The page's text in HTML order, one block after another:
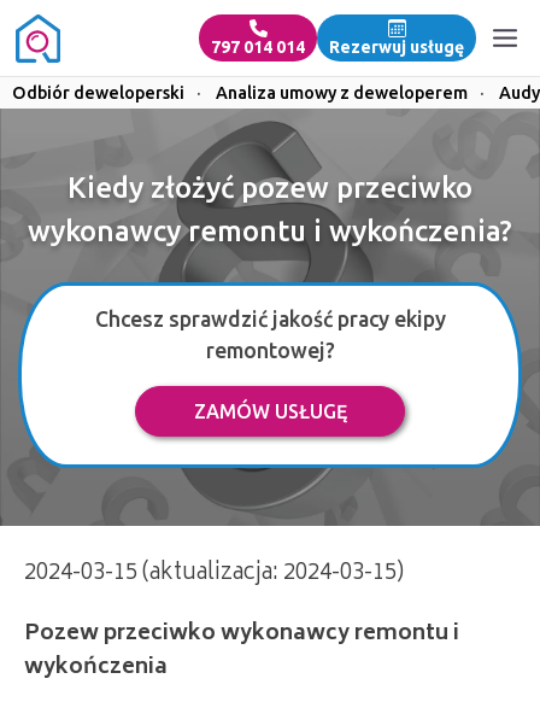
797 014 014 Rezerwuj usługę
Odbiór deweloperski · Analiza umowy z deweloperem ·
Kiedy złożyć pozew przeciwko
wykonawcy remontu i wykończenia?
Chcesz sprawdzić jakość pracy ekipy
remontowej?
ZAMÓW USŁUGĘ
2024-03-15 (aktualizacja: 2024-03-15)
Pozew przeciwko wykonawcy remontu i